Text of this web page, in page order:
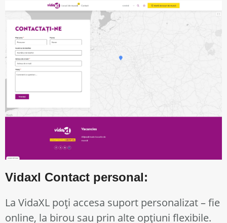
Vidaxl Contact personal:
La VidaXL poți accesa suport personalizat – fie
online, la birou sau prin alte opțiuni flexibile.